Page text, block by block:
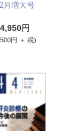
月増大号
4,950円
円 ＋ 税)